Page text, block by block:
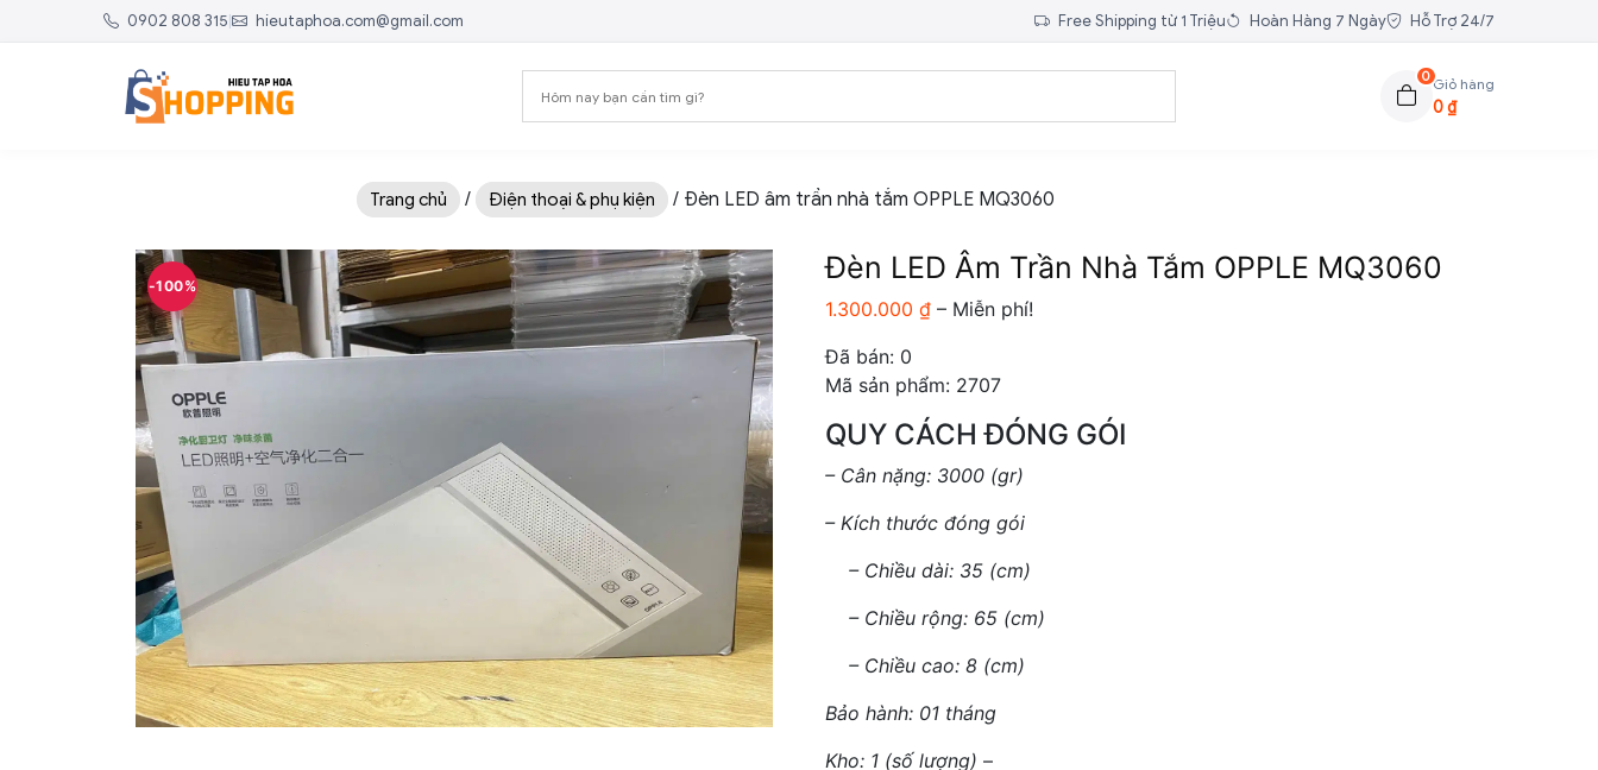
0902 808 315| hieutaphoa.com@gmail.com Free Shipping từ 1 Triệu Hoàn Hàng 7 Ngày Hỗ Trợ 24/7
0Giỏ hàng
0₫
Trang chủ / Điện thoại & phụ kiện / Đèn LED âm trần nhà tắm OPPLE MQ3060
-100%
Đèn LED Âm Trần Nhà Tắm OPPLE MQ3060
1.300.000₫ – Miễn phí!
đến
Miễn
Đã bán: 0
Mã sản phẩm: 2707
QUY CÁCH ĐÓNG GÓI
– Cân nặng: 3000 (gr)
– Kích thước đóng gói
– Chiều dài: 35 (cm)
– Chiều rộng: 65 (cm)
– Chiều cao: 8 (cm)
Bảo hành: 01 tháng
Kho: 1 (số lượng) –